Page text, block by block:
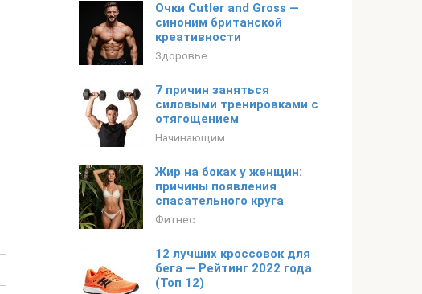
Очки Cutler and Gross —
синоним британской
креативности
Здоровье
7 причин заняться
силовыми тренировками с
отягощением
Начинающим
Жир на боках у женщин:
причины появления
спасательного круга
Фитнес
12 лучших кроссовок для
бега — Рейтинг 2022 года
(Топ 12)